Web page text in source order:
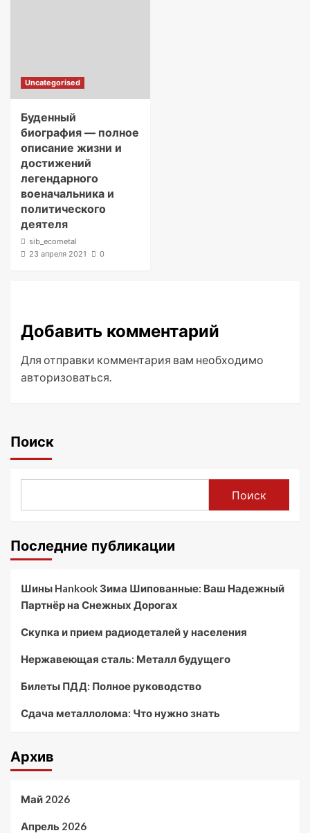
Uncategorised
Буденный
биография — полное
описание жизни и
достижений
легендарного
военачальника и
политического
деятеля
sib_ecometal
23 апреля 2021
0
Добавить комментарий
Для отправки комментария вам необходимо
авторизоваться.
Поиск
Поиск
Последние публикации
Шины Hankook Зима Шипованные: Ваш Надежный
Партнёр на Снежных Дорогах
Скупка и прием радиодеталей у населения
Нержавеющая сталь: Металл будущего
Билеты ПДД: Полное руководство
Сдача металлолома: Что нужно знать
Архив
Май 2026
Апрель 2026